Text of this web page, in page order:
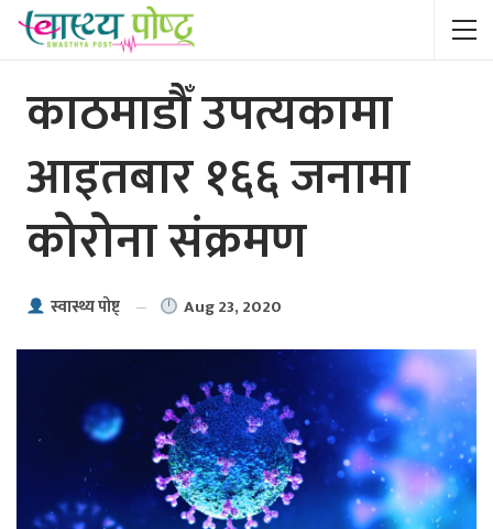
काठमाडौँ उपत्यकामा
आइतबार १६६ जनामा
कोरोना संक्रमण
स्वास्थ्य पाेष्ट् Aug 23, 2020